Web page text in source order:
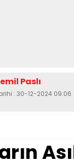
Paslı
: 30-12-2024 09:06